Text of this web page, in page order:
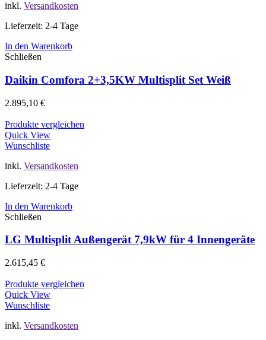
inkl. Versandkosten
Lieferzeit: 2-4 Tage
In den Warenkorb
Schließen
Daikin Comfora 2+3,5KW Multisplit Set Weiß
2.895,10 €
Produkte vergleichen
Quick View
Wunschliste
inkl. Versandkosten
Lieferzeit: 2-4 Tage
In den Warenkorb
Schließen
LG Multisplit Außengerät 7,9kW für 4 Innengeräte
2.615,45 €
Produkte vergleichen
Quick View
Wunschliste
inkl. Versandkosten